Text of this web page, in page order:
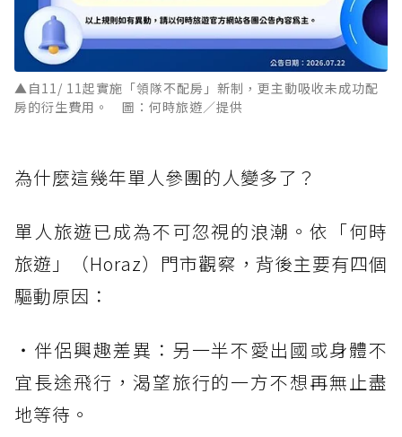
▲自11/ 11起實施「領隊不配房」新制，更主動吸收未成功配
房的衍生費用。 圖：何時旅遊／提供
為什麼這幾年單人參團的人變多了？
單人旅遊已成為不可忽視的浪潮。依「何時
旅遊」（Horaz）門市觀察，背後主要有四個
驅動原因：
・伴侶興趣差異：另一半不愛出國或身體不
宜長途飛行，渴望旅行的一方不想再無止盡
地等待。